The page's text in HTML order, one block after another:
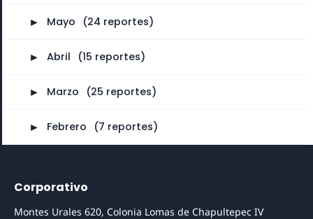
► Mayo (24 reportes)
► Abril (15 reportes)
► Marzo (25 reportes)
► Febrero (7 reportes)
Corporativo
Montes Urales 620, Colonia Lomas de Chapultepec IV